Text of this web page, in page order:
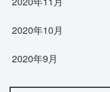
2020年10月
2020年9月